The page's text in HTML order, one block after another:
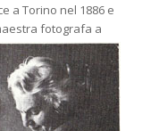
a Torino nel 1886 e
fotografa a